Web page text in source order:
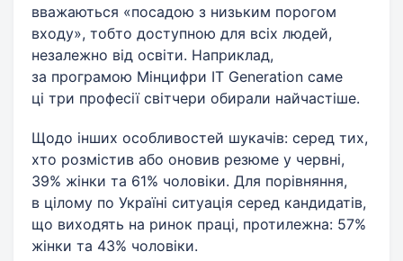
вважаються «посадою з низьким порогом
входу», тобто доступною для всіх людей,
незалежно від освіти. Наприклад,
за програмою Мінцифри IT Generation саме
ці три професії світчери обирали найчастіше.
Щодо інших особливостей шукачів: серед тих,
хто розмістив або оновив резюме у червні,
39% жінки та 61% чоловіки. Для порівняння,
в цілому по Україні ситуація серед кандидатів,
що виходять на ринок праці, протилежна: 57%
жінки та 43% чоловіки.